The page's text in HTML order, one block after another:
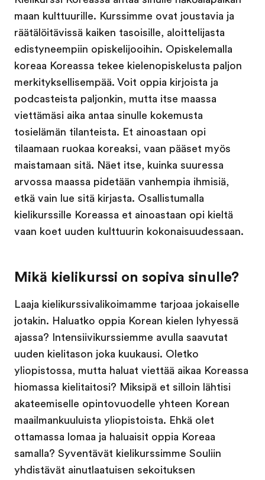
maan kulttuurille. Kurssimme ovat joustavia ja
räätälöitävissä kaiken tasoisille, aloittelijasta
edistyneempiin opiskelijooihin. Opiskelemalla
koreaa Koreassa tekee kielenopiskelusta paljon
merkityksellisempää. Voit oppia kirjoista ja
podcasteista paljonkin, mutta itse maassa
viettämäsi aika antaa sinulle kokemusta
tosielämän tilanteista. Et ainoastaan opi
tilaamaan ruokaa koreaksi, vaan pääset myös
maistamaan sitä. Näet itse, kuinka suuressa
arvossa maassa pidetään vanhempia ihmisiä,
etkä vain lue sitä kirjasta. Osallistumalla
kielikurssille Koreassa et ainoastaan opi kieltä
vaan koet uuden kulttuurin kokonaisuudessaan.
Mikä kielikurssi on sopiva sinulle?
Laaja kielikurssivalikoimamme tarjoaa jokaiselle
jotakin. Haluatko oppia Korean kielen lyhyessä
ajassa? Intensiivikurssiemme avulla saavutat
uuden kielitason joka kuukausi. Oletko
yliopistossa, mutta haluat viettää aikaa Koreassa
hiomassa kielitaitosi? Miksipä et silloin lähtisi
akateemiselle opintovuodelle yhteen Korean
maailmankuuluista yliopistoista. Ehkä olet
ottamassa lomaa ja haluaisit oppia Koreaa
samalla? Syventävät kielikurssimme Souliin
yhdistävät ainutlaatuisen sekoituksen